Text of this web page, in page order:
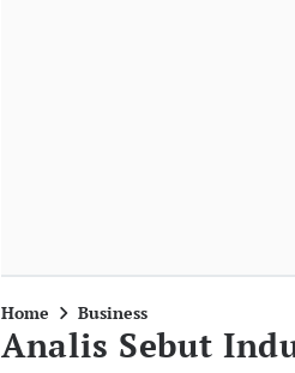
Home Business
Analis Sebut